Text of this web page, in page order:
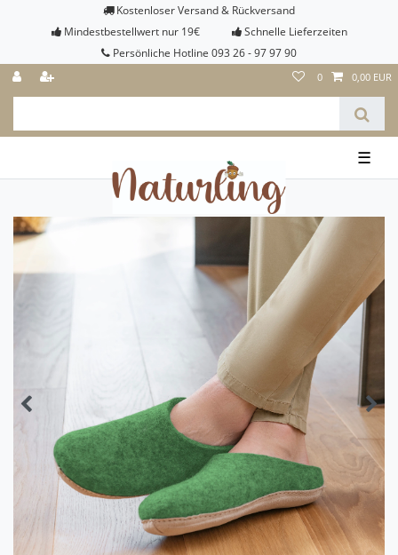
Kostenloser Versand & Rückversand
Mindestbestellwert nur 19€
Schnelle Lieferzeiten
Persönliche Hotline 093 26 - 97 97 90
0 0,00 EUR
☰